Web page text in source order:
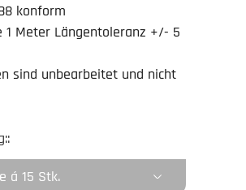
konform
1 Meter Längentoleranz +/- 5
sind unbearbeitet und nicht